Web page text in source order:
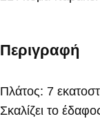
Περιγραφή
Πλάτος: 7
Σκαλίζει το